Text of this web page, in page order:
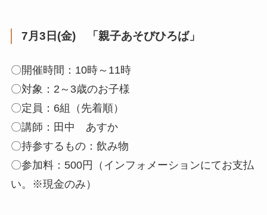
7月3日(金) 「親子あそびひろば」
〇開催時間：10時～11時
〇対象：2～3歳のお子様
〇定員：6組（先着順）
〇講師：田中 あすか
〇持参するもの：飲み物
〇参加料：500円（インフォメーションにてお支払
い。※現金のみ）